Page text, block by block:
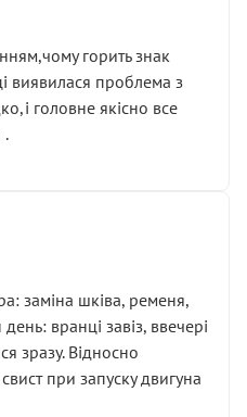
горить знак
виявилася проблема з
головне якісно все
.
заміна шківа, ременя,
вранці завіз, ввечері
зразу. Відносно
при запуску двигуна